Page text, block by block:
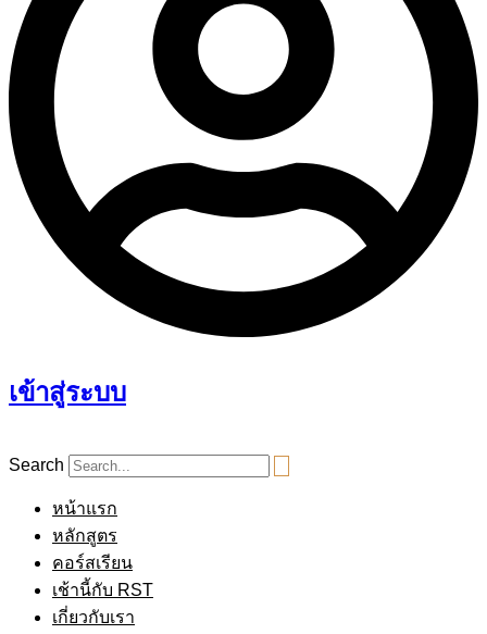
เข้าสู่ระบบ
Search
หน้าแรก
หลักสูตร
คอร์สเรียน
เช้านี้กับ RST
เกี่ยวกับเรา